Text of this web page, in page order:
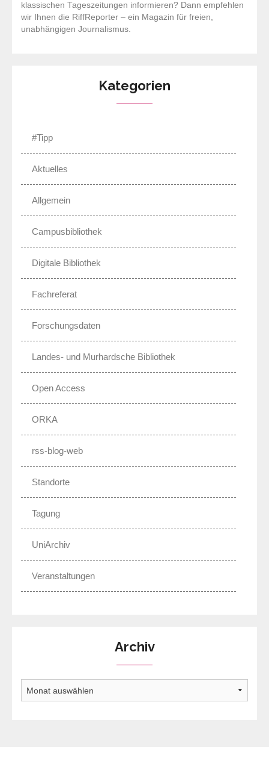
klassischen Tageszeitungen informieren? Dann empfehlen
wir Ihnen die RiffReporter – ein Magazin für freien,
unabhängigen Journalismus.
Kategorien
#Tipp
Aktuelles
Allgemein
Campusbibliothek
Digitale Bibliothek
Fachreferat
Forschungsdaten
Landes- und Murhardsche Bibliothek
Open Access
ORKA
rss-blog-web
Standorte
Tagung
UniArchiv
Veranstaltungen
Archiv
Archiv